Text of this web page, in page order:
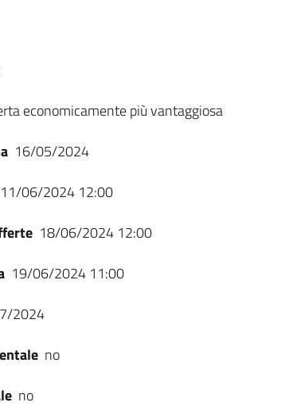
economicamente più vantaggiosa
16/05/2024
11/06/2024 12:00
18/06/2024 12:00
19/06/2024 11:00
2024
no
no